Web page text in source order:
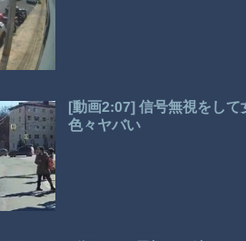
[動画2:07] 信号無視をし
色々ヤバい